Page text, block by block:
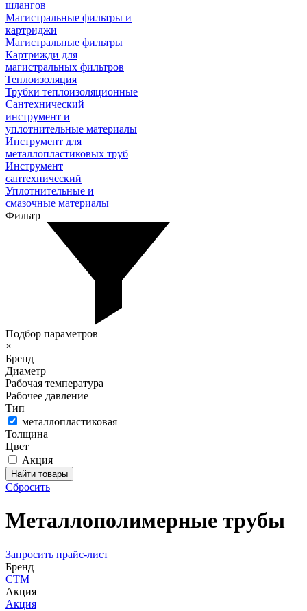
Металлополимерные трубы
Запросить прайс-лист
Бренд
СТМ
Акция
Акция
шлангов
Магистральные фильтры и
картриджи
Магистральные фильтры
Картрижди для
магистральных фильтров
Теплоизоляция
Трубки теплоизоляционные
Сантехнический
инструмент и
уплотнительные материалы
Инструмент для
металлопластиковых труб
Инструмент
сантехнический
Уплотнительные и
смазочные материалы
Фильтр
Подбор параметров
×
Бренд
Диаметр
Рабочая температура
Рабочее давление
Тип
металлопластиковая
Толщина
Цвет
Акция
Сбросить